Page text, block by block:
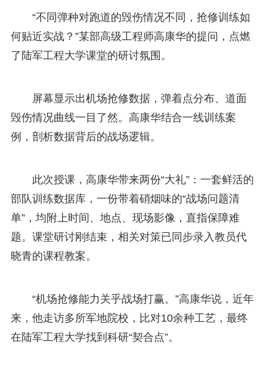
“不同弹种对跑道的毁伤情况不同，抢修训练如
何贴近实战？”某部高级工程师高康华的提问，点燃
了陆军工程大学课堂的研讨氛围。
屏幕显示出机场抢修数据，弹着点分布、道面
毁伤情况曲线一目了然。高康华结合一线训练案
例，剖析数据背后的战场逻辑。
此次授课，高康华带来两份“大礼”：一套鲜活的
部队训练数据库，一份带着硝烟味的“战场问题清
单”，均附上时间、地点、现场影像，直指保障难
题。课堂研讨刚结束，相关对策已同步录入教员代
晓青的课程教案。
“机场抢修能力关乎战场打赢。”高康华说，近年
来，他走访多所军地院校，比对10余种工艺，最终
在陆军工程大学找到科研“契合点”。